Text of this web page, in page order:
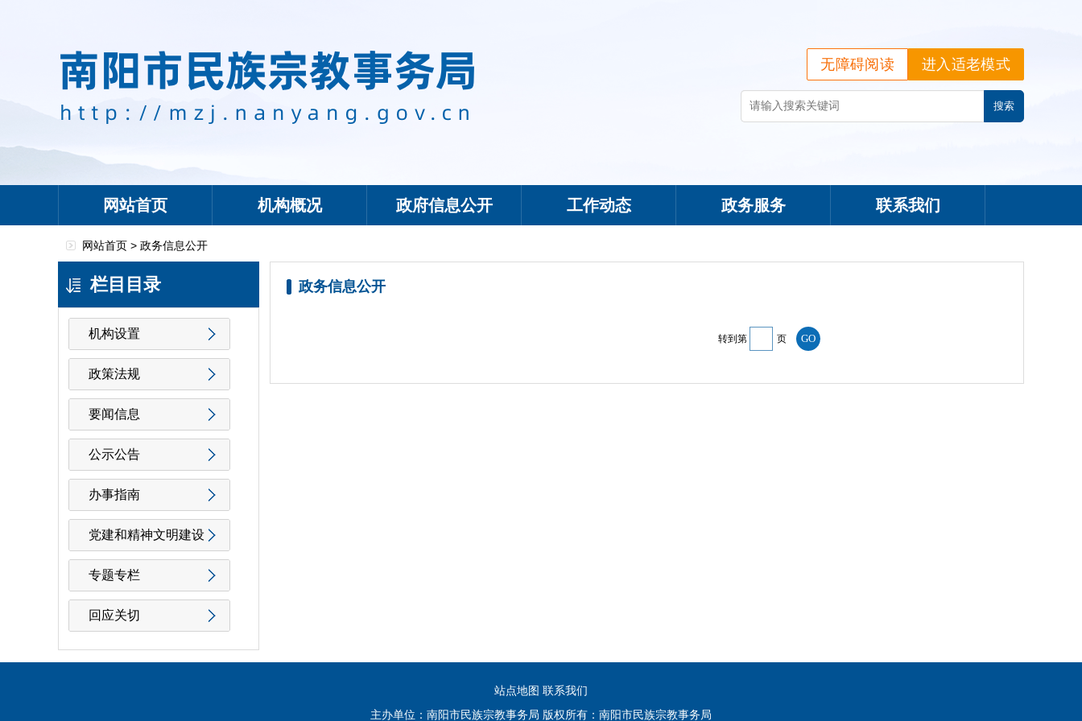
进入适老模式
无障碍阅读
网站首页 机构概况 政府信息公开 工作动态 政务服务 联系我们
网站首页 > 政务信息公开
栏目目录
机构设置
政策法规
要闻信息
公示公告
办事指南
党建和精神文明建设
专题专栏
回应关切
政务信息公开
转到第 页
站点地图 联系我们
主办单位：南阳市民族宗教事务局 版权所有：南阳市民族宗教事务局